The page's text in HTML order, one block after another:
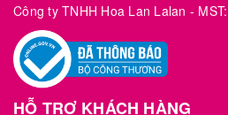
Công ty TNHH Hoa Lan Lalan -
HỖ TRỢ KHÁCH HÀNG